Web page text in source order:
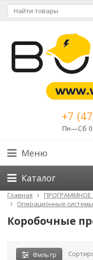
+7
Пн—Сб
Меню
Каталог
Главная
ПРОГРАММНОЕ
Операционные системы
Коробочные
Фильтр